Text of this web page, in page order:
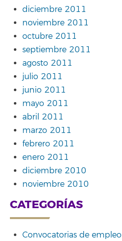
diciembre 2011
noviembre 2011
octubre 2011
septiembre 2011
agosto 2011
julio 2011
junio 2011
mayo 2011
abril 2011
marzo 2011
febrero 2011
enero 2011
diciembre 2010
noviembre 2010
CATEGORÍAS
Convocatorias de empleo